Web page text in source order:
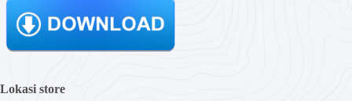
Lokasi store